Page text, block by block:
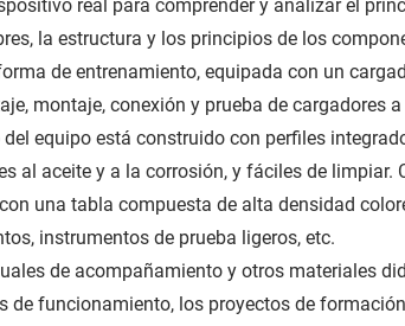
real para comprender y analizar el
la estructura y los principios de los
de entrenamiento, equipada con un
montaje, conexión y prueba de cargadores
del equipo está construido con perfiles
al aceite y a la corrosión, y fáciles de
una tabla compuesta de alta densidad
instrumentos de prueba ligeros, etc.
de acompañamiento y otros materiales
de funcionamiento, los proyectos de